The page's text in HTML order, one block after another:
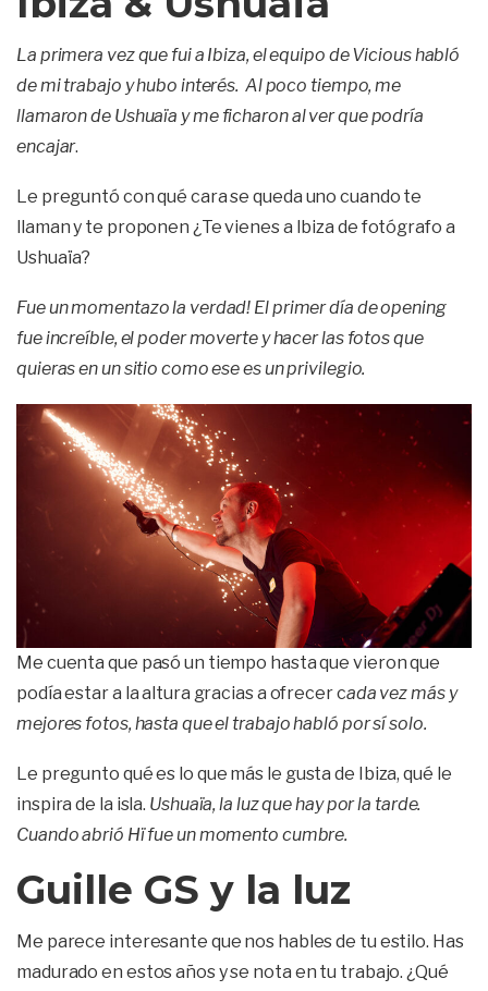
La primera vez que fui a Ibiza, el equipo de Vicious habló
de mi trabajo y hubo interés. Al poco tiempo, me
llamaron de Ushuaïa y me ficharon al ver que podría
encajar.
Le preguntó con qué cara se queda uno cuando te
llaman y te proponen ¿Te vienes a Ibiza de fotógrafo a
Ushuaïa?
Fue un momentazo la verdad! El primer día de opening
fue increíble, el poder moverte y hacer las fotos que
quieras en un sitio como ese es un privilegio.
Me cuenta que pasó un tiempo hasta que vieron que
podía estar a la altura gracias a ofrecer cada vez más y
mejores fotos, hasta que el trabajo habló por sí solo.
Le pregunto qué es lo que más le gusta de Ibiza, qué le
inspira de la isla. Ushuaïa, la luz que hay por la tarde.
Cuando abrió Hï fue un momento cumbre.
Guille GS y la luz
Me parece interesante que nos hables de tu estilo. Has
madurado en estos años y se nota en tu trabajo. ¿Qué